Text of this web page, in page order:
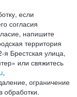
если
согласия
напишите
территория
я Брестская улица,
или свяжитесь
,
ограничение
обработки.